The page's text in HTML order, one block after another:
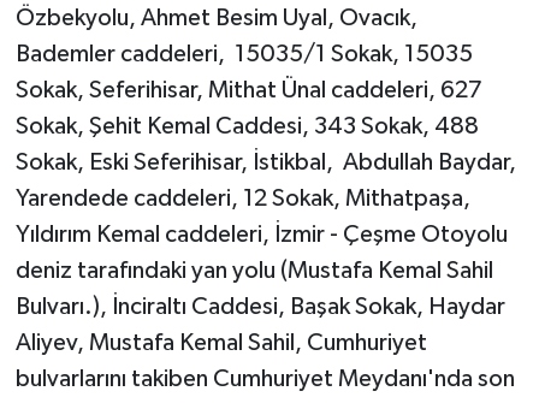
Özbekyolu, Ahmet Besim Uyal, Ovacık,
Bademler caddeleri, 15035/1 Sokak, 15035
Sokak, Seferihisar, Mithat Ünal caddeleri, 627
Sokak, Şehit Kemal Caddesi, 343 Sokak, 488
Sokak, Eski Seferihisar, İstikbal, Abdullah Baydar,
Yarendede caddeleri, 12 Sokak, Mithatpaşa,
Yıldırım Kemal caddeleri, İzmir - Çeşme Otoyolu
deniz tarafındaki yan yolu (Mustafa Kemal Sahil
Bulvarı.), İnciraltı Caddesi, Başak Sokak, Haydar
Aliyev, Mustafa Kemal Sahil, Cumhuriyet
bulvarlarını takiben Cumhuriyet Meydanı'nda son